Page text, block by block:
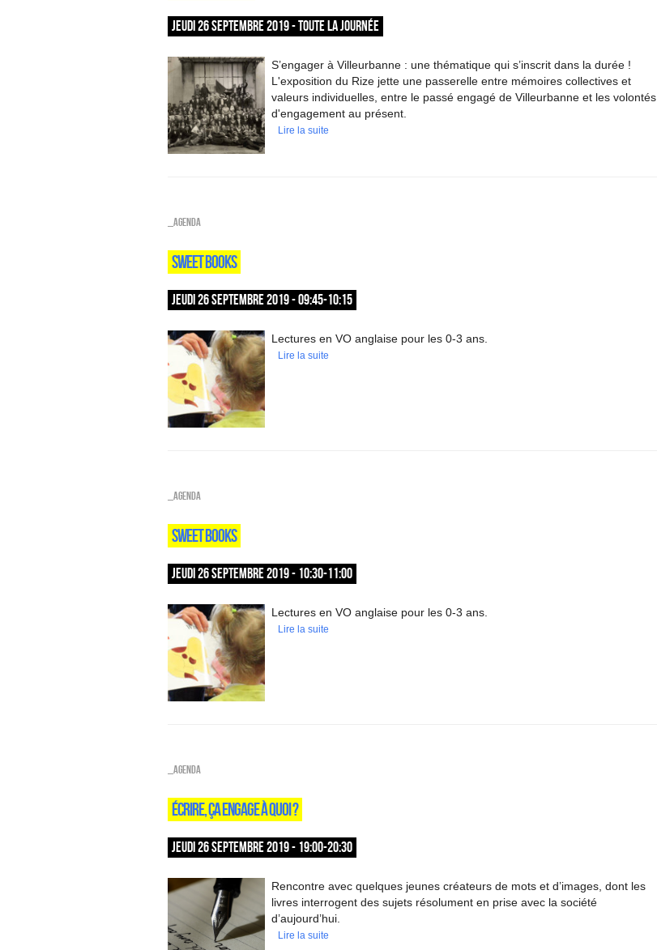
JEUDI 26 SEPTEMBRE 2019 - TOUTE LA JOURNÉE
S’engager à Villeurbanne : une thématique qui s’inscrit dans la durée !
L'exposition du Rize jette une passerelle entre mémoires collectives et
valeurs individuelles, entre le passé engagé de Villeurbanne et les volontés
d'engagement au présent.
Lire la suite
_Agenda
SWEET BOOKS
JEUDI 26 SEPTEMBRE 2019 - 09:45-10:15
Lectures en VO anglaise pour les 0-3 ans.
Lire la suite
_Agenda
SWEET BOOKS
JEUDI 26 SEPTEMBRE 2019 - 10:30-11:00
Lectures en VO anglaise pour les 0-3 ans.
Lire la suite
_Agenda
ÉCRIRE, ÇA ENGAGE À QUOI ?
JEUDI 26 SEPTEMBRE 2019 - 19:00-20:30
Rencontre avec quelques jeunes créateurs de mots et d’images, dont les
livres interrogent des sujets résolument en prise avec la société
d’aujourd’hui.
Lire la suite